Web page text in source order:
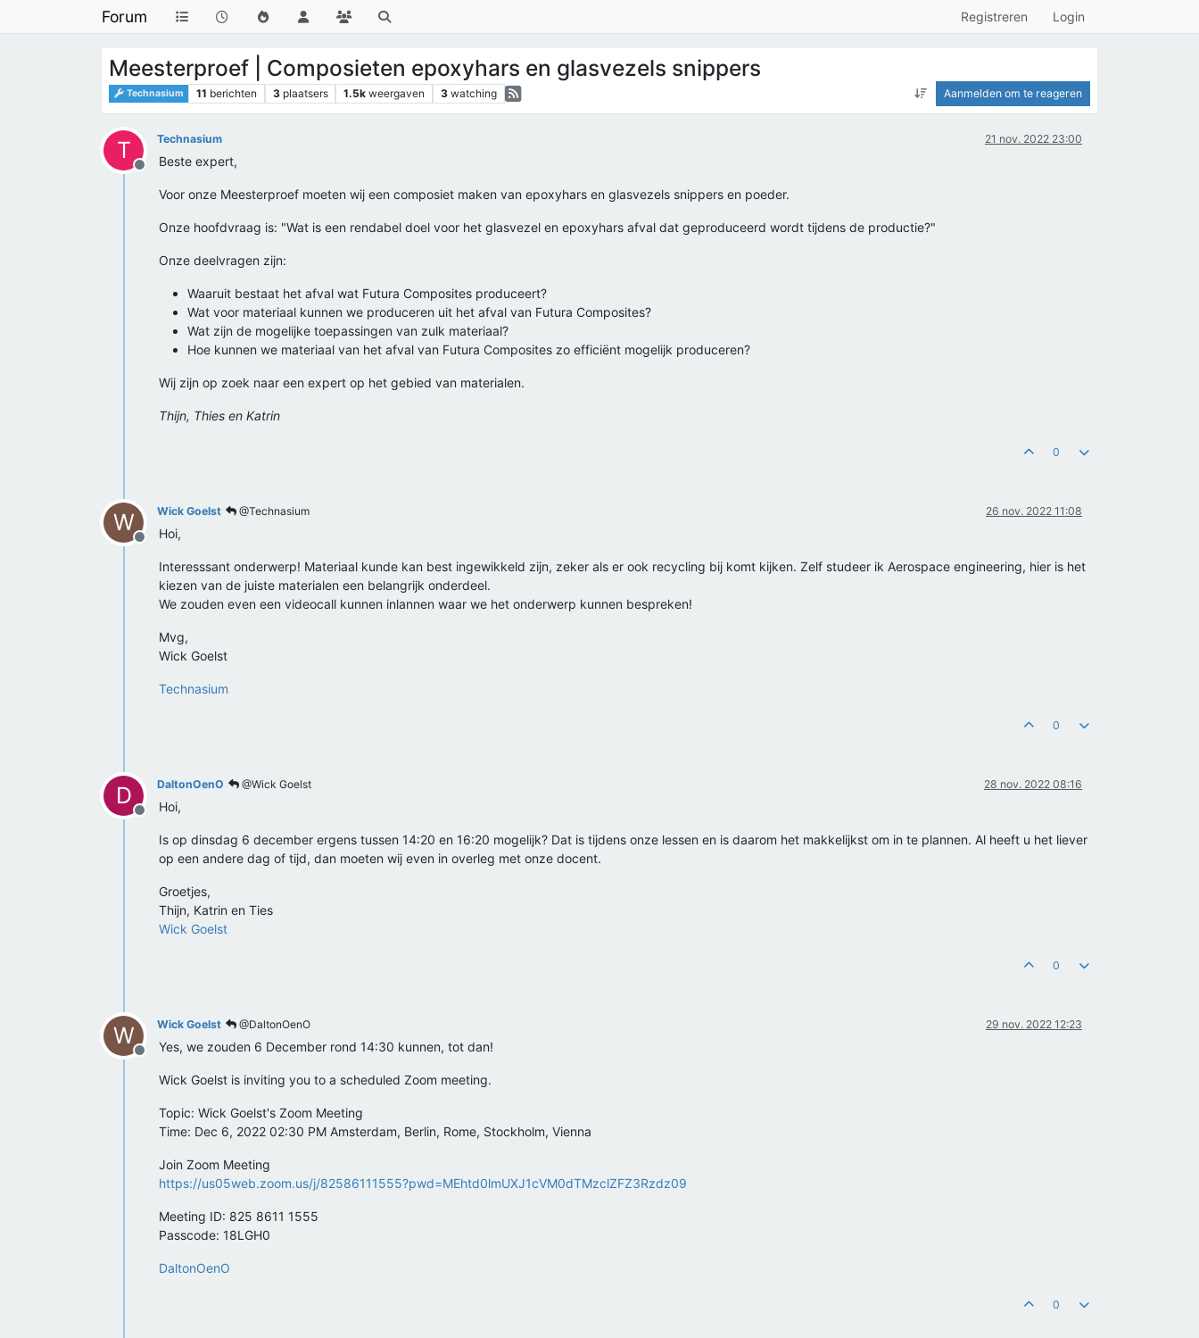
Forum Registreren Login
Meesterproef | Composieten epoxyhars en glasvezels snippers
Technasium 11 berichten 3 plaatsers 1.5k weergaven 3 watching Aanmelden om te reageren
T
Offline
Technasium 21 nov. 2022 23:00
Beste expert,
Voor onze Meesterproef moeten wij een composiet maken van epoxyhars en glasvezels snippers en poeder.
Onze hoofdvraag is: "Wat is een rendabel doel voor het glasvezel en epoxyhars afval dat geproduceerd wordt tijdens de productie?"
Onze deelvragen zijn:
Waaruit bestaat het afval wat Futura Composites produceert?
Wat voor materiaal kunnen we produceren uit het afval van Futura Composites?
Wat zijn de mogelijke toepassingen van zulk materiaal?
Hoe kunnen we materiaal van het afval van Futura Composites zo efficiënt mogelijk produceren?
Wij zijn op zoek naar een expert op het gebied van materialen.
Thijn, Thies en Katrin
0
W
Offline
Wick Goelst @Technasium 26 nov. 2022 11:08
Hoi,
Interesssant onderwerp! Materiaal kunde kan best ingewikkeld zijn, zeker als er ook recycling bij komt kijken. Zelf studeer ik Aerospace engineering, hier is het
kiezen van de juiste materialen een belangrijk onderdeel.
We zouden even een videocall kunnen inlannen waar we het onderwerp kunnen bespreken!
Mvg,
Wick Goelst
Technasium
0
D
Offline
DaltonOenO @Wick Goelst 28 nov. 2022 08:16
Hoi,
Is op dinsdag 6 december ergens tussen 14:20 en 16:20 mogelijk? Dat is tijdens onze lessen en is daarom het makkelijkst om in te plannen. Al heeft u het liever
op een andere dag of tijd, dan moeten wij even in overleg met onze docent.
Groetjes,
Thijn, Katrin en Ties
Wick Goelst
0
W
Offline
Wick Goelst @DaltonOenO 29 nov. 2022 12:23
Yes, we zouden 6 December rond 14:30 kunnen, tot dan!
Wick Goelst is inviting you to a scheduled Zoom meeting.
Topic: Wick Goelst's Zoom Meeting
Time: Dec 6, 2022 02:30 PM Amsterdam, Berlin, Rome, Stockholm, Vienna
Join Zoom Meeting
https://us05web.zoom.us/j/82586111555?pwd=MEhtd0lmUXJ1cVM0dTMzclZFZ3Rzdz09
Meeting ID: 825 8611 1555
Passcode: 18LGH0
DaltonOenO
0